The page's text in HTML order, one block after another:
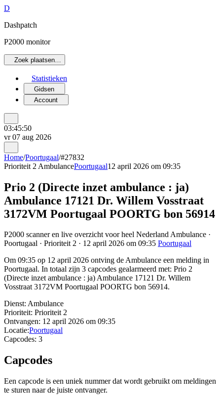
D
Dashpatch
P2000 monitor
Zoek plaatsen…
Statistieken
Gidsen
Account
03:45:50
vr 07 aug 2026
Home/Poortugaal/#27832
Prioriteit 2 AmbulancePoortugaal12 april 2026 om 09:35
Prio 2 (Directe inzet ambulance : ja)
Ambulance 17121 Dr. Willem Vosstraat
3172VM Poortugaal POORTG bon 56914
P2000 scanner en live overzicht voor heel Nederland Ambulance ·
Poortugaal · Prioriteit 2 · 12 april 2026 om 09:35 Poortugaal
Om 09:35 op 12 april 2026 ontving de Ambulance een melding in
Poortugaal. In totaal zijn 3 capcodes gealarmeerd met: Prio 2
(Directe inzet ambulance : ja) Ambulance 17121 Dr. Willem
Vosstraat 3172VM Poortugaal POORTG bon 56914.
Dienst: Ambulance
Prioriteit: Prioriteit 2
Ontvangen: 12 april 2026 om 09:35
Locatie:Poortugaal
Capcodes: 3
Capcodes
Een capcode is een uniek nummer dat wordt gebruikt om meldingen
te sturen naar de juiste ontvanger.